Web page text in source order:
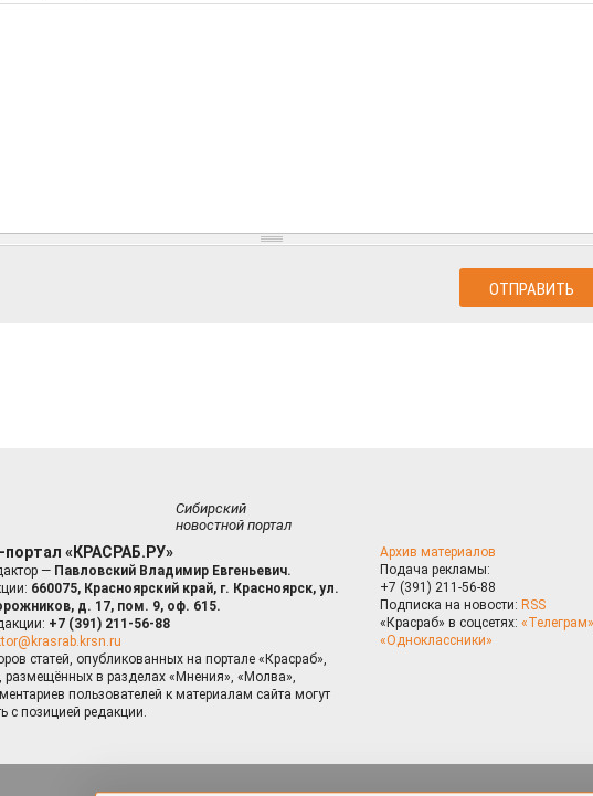
Сибирский
новостной портал
портал «КРАСРАБ.РУ»
— Павловский Владимир Евгеньевич.
660075, Красноярский край, г. Красноярск, ул.
д. 17, пом. 9, оф. 615.
+7 (391) 211-56-88
статей, опубликованных на портале «Красраб»,
размещённых в разделах «Мнения», «Молва»,
пользователей к материалам сайта могут
с позицией редакции.
Архив материалов
Подача рекламы:
+7 (391) 211-56-88
Подписка на новости: RSS
«Красраб» в соцсетях: «Телеграм»
«Одноклассники»
Оставаясь на сайте, Вы даете согласие на использование
можно через настройки Вашего